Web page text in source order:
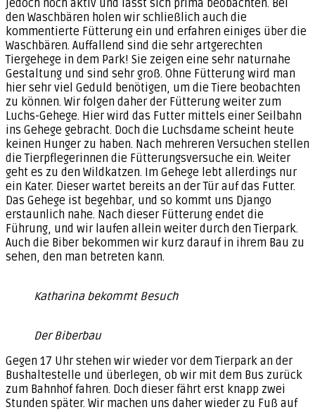
jedoch noch aktiv und lässt sich prima beobachten. Bei
den Waschbären holen wir schließlich auch die
kommentierte Fütterung ein und erfahren einiges über die
Waschbären. Auffallend sind die sehr artgerechten
Tiergehege in dem Park! Sie zeigen eine sehr naturnahe
Gestaltung und sind sehr groß. Ohne Fütterung wird man
hier sehr viel Geduld benötigen, um die Tiere beobachten
zu können. Wir folgen daher der Fütterung weiter zum
Luchs-Gehege. Hier wird das Futter mittels einer Seilbahn
ins Gehege gebracht. Doch die Luchsdame scheint heute
keinen Hunger zu haben. Nach mehreren Versuchen stellen
die Tierpflegerinnen die Fütterungsversuche ein. Weiter
geht es zu den Wildkatzen. Im Gehege lebt allerdings nur
ein Kater. Dieser wartet bereits an der Tür auf das Futter.
Das Gehege ist begehbar, und so kommt uns Django
erstaunlich nahe. Nach dieser Fütterung endet die
Führung, und wir laufen allein weiter durch den Tierpark.
Auch die Biber bekommen wir kurz darauf in ihrem Bau zu
sehen, den man betreten kann.
Katharina bekommt Besuch
Der Biberbau
Gegen 17 Uhr stehen wir wieder vor dem Tierpark an der
Bushaltestelle und überlegen, ob wir mit dem Bus zurück
zum Bahnhof fahren. Doch dieser fährt erst knapp zwei
Stunden später. Wir machen uns daher wieder zu Fuß auf